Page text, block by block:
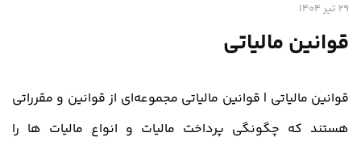
29 تیر 1404
قوانین مالیاتی
قوانین مالیاتی | قوانین مالیاتی مجموعه‌ای از قوانین و مقرراتی
هستند که چگونگی پرداخت مالیات و انواع مالیات ها را